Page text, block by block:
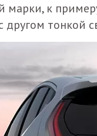
к
тонкой